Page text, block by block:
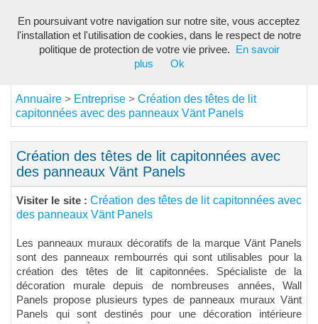
Annuaire > Entreprise > Création des têtes de lit
capitonnées avec des panneaux Vänt Panels
Création des têtes de lit capitonnées avec
des panneaux Vänt Panels
Visiter le site :Création des têtes de lit capitonnées avec
des panneaux Vänt Panels
Les panneaux muraux décoratifs de la marque Vänt Panels
sont des panneaux rembourrés qui sont utilisables pour la
création des têtes de lit capitonnées. Spécialiste de la
décoration murale depuis de nombreuses années, Wall
Panels propose plusieurs types de panneaux muraux Vänt
Panels qui sont destinés pour une décoration intérieure
En poursuivant votre navigation sur notre site, vous acceptez
l'installation et l'utilisation de cookies, dans le respect de notre
politique de protection de votre vie privee.
En savoir
plus
Ok